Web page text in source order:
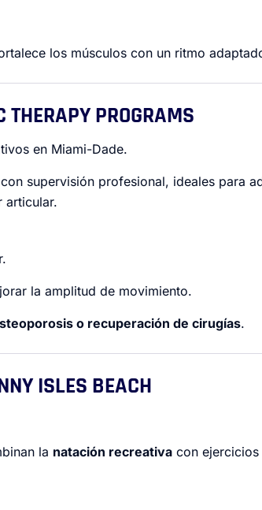
los músculos con un ritmo
PROGRAMS
en Miami-Dade.
con supervisión profesional, ideales para
articular.
la amplitud de movimiento.
o recuperación de cirugías.
ISLES BEACH
la natación recreativa con